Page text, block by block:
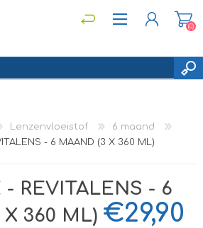
(0)
Lenzenvloeistof
6 maand
- 6 MAAND (3 X 360 ML)
REVITALENS - 6
X 360 ML) €29,90